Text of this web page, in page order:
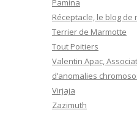
Pamina
Réceptacle, le blog de
Terrier de Marmotte
Tout Poitiers
Valentin Apac,
d’anomalies
Virjaja
Zazimuth